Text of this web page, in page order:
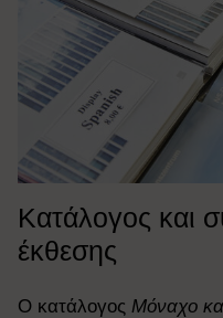
Κατάλογος και
έκθεσης
Ο κατάλογος Μόναχο